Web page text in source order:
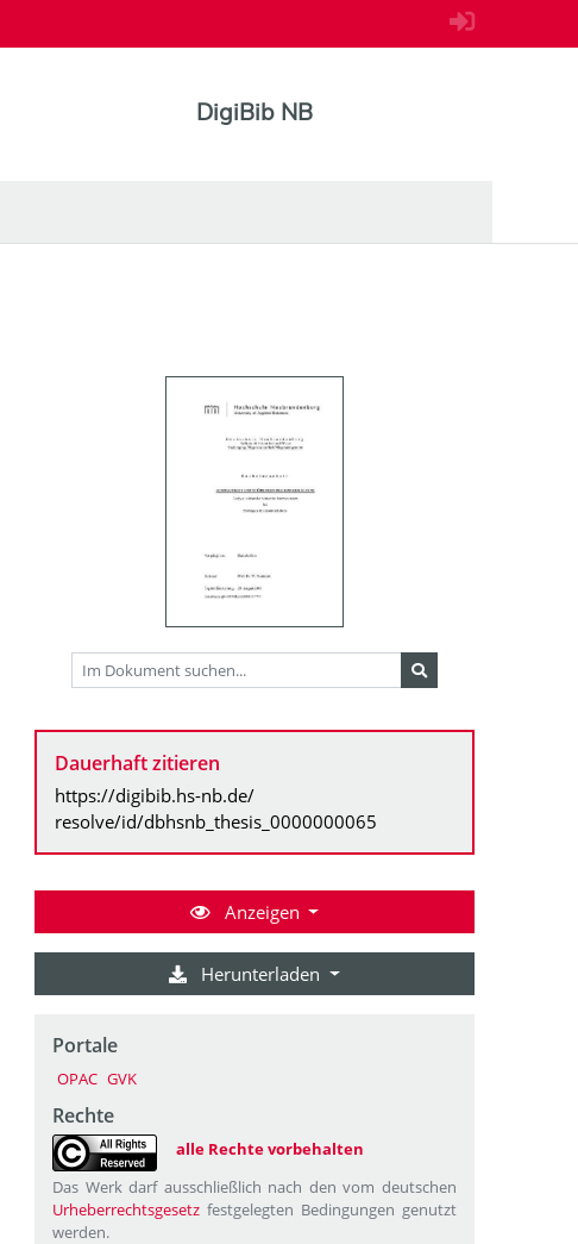
DigiBib NB
Dauerhaft zitieren
https://digibib.hs-nb.de/
resolve/id/dbhsnb_thesis_0000000065
Anzeigen
Herunterladen
Portale
OPAC GVK
Rechte
alle Rechte vorbehalten
Das Werk darf ausschließlich nach den vom deutschen
Urheberrechtsgesetz festgelegten Bedingungen genutzt
werden.